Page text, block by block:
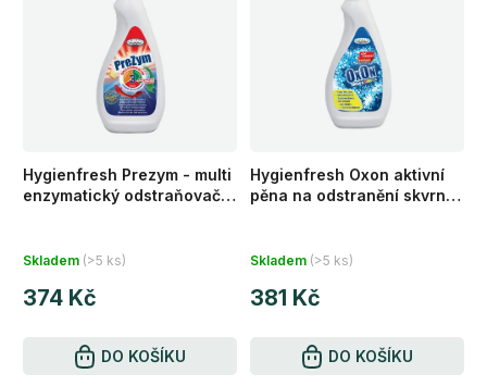
Hygienfresh Prezym - multi
enzymatický odstraňovač
Skladem (>5 ks)
374 Kč
DO KOŠÍKU
Hygienfresh Oxon aktivní
pěna na odstranění skvrn
Skladem (>5 ks)
381 Kč
DO KOŠÍKU